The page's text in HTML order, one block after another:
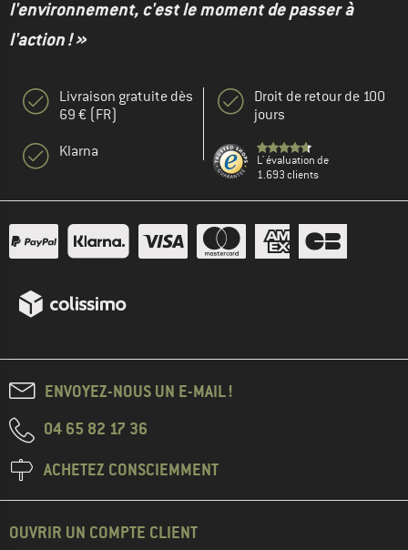
l'environnement, c'est le moment de passer à
l'action ! »
Livraison gratuite dès
69 € (FR)
Klarna
Droit de retour de 100
jours
L' évaluation de
1.693 clients
ENVOYEZ-NOUS UN E-MAIL !
04 65 82 17 36
ACHETEZ CONSCIEMMENT
OUVRIR UN COMPTE CLIENT